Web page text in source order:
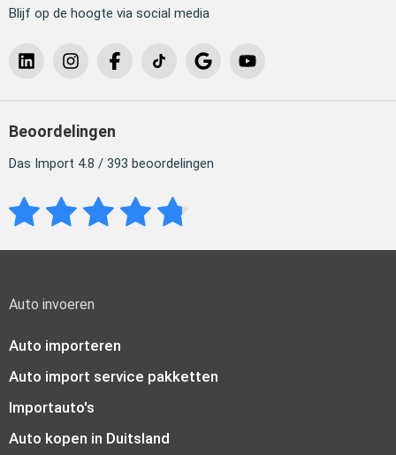
Blijf op de hoogte via social media
Beoordelingen
Das Import 4.8 / 393 beoordelingen
Auto invoeren
Auto importeren
Auto import service pakketten
Importauto's
Auto kopen in Duitsland